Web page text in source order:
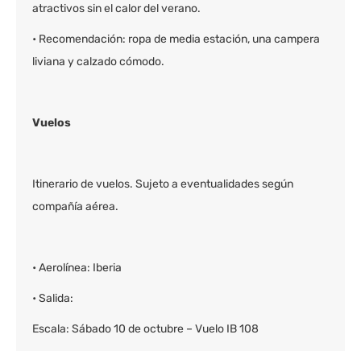
atractivos sin el calor del verano.
• Recomendación: ropa de media estación, una campera
liviana y calzado cómodo.
Vuelos
Itinerario de vuelos. Sujeto a eventualidades según
compañía aérea.
• Aerolínea: Iberia
• Salida:
Escala: Sábado 10 de octubre – Vuelo IB 108